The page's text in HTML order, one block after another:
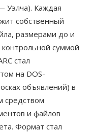
Уэлча). Каждая
собственный
размерами до и
суммой
стал
на DOS-
объявлений) в
средством
и файлов
Формат стал